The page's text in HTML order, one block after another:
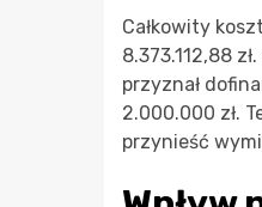
Całkowity
8.373.112,88
przyznał
2.000.000 zł.
przynieść